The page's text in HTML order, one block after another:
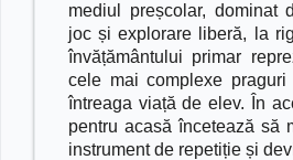
mediul preșcolar, dominat
joc și explorare liberă, la
învățământului primar
cele mai complexe
întreaga viață de elev. În
pentru acasă încetează să
instrument de repetiție și